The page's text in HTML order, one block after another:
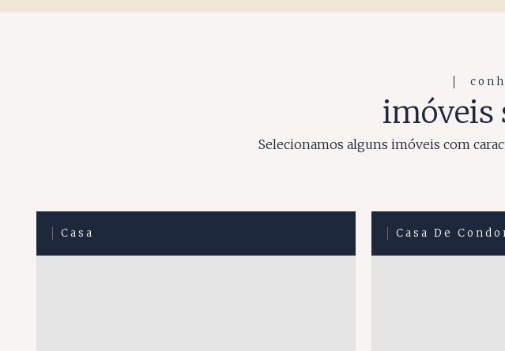
imóveis
Selecionamos alguns imóveis com
Casa Casa De